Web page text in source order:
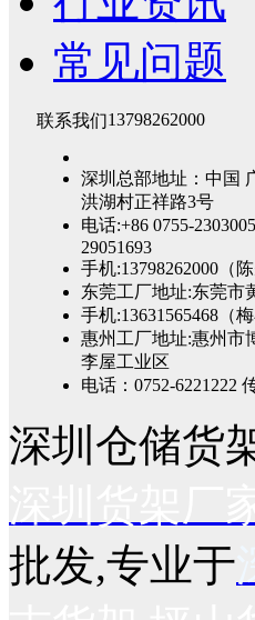
常见问题
联系我们13798262000
深圳总部地址：中国
洪湖村正祥路3号
电话:+86 0755-
29051693
手机:13798262000（陈
东莞工厂地址:东莞市
手机:13631565468（梅
惠州工厂地址:惠州市
李屋工业区
电话：0752-6221222
深圳仓储货
批发,专业于